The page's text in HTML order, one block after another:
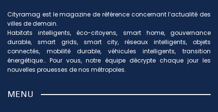
Cityramag est le magazine de référence concernant l’actualité des
villes de demain.
Habitats intelligents, éco-citoyens, smart home, gouvernance
durable, smart grids, smart city, réseaux intelligents, objets
connectés, mobilité durable, véhicules intelligents, transition
énergétique… Pour vous, notre équipe décrypte chaque jour les
nouvelles prouesses de nos métropoles.
MENU